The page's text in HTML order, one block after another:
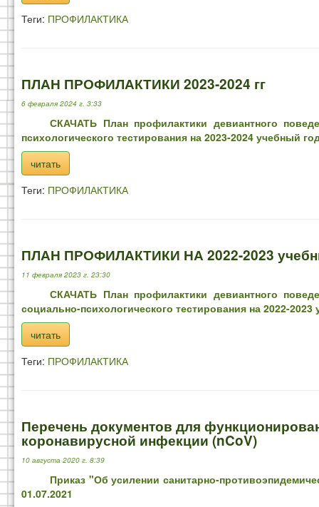
Теги: ПРОФИЛАКТИКА
ПЛАН ПРОФИЛАКТИКИ 2023-2024 гг
6 февраля 2024 г. 3:33
СКАЧАТЬ План профилактики девиантного
психологического тестирования на 2023-2024 учебный
читать
Теги: ПРОФИЛАКТИКА
ПЛАН ПРОФИЛАКТИКИ НА 2022-2023
11 февраля 2023 г. 23:30
СКАЧАТЬ План профилактики девиантного
социально-психологического тестирования на 2022-2023
читать
Теги: ПРОФИЛАКТИКА
Перечень документов для
коронавирусной инфекции (nCoV)
10 августа 2020 г. 8:39
Приказ "Об усилении санитарно-
01.07.2021